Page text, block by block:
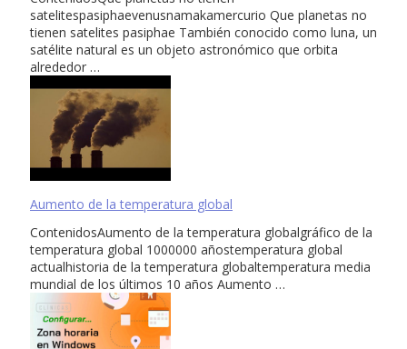
satelitespasiphaevenusnamakamercurio Que planetas no
tienen satelites pasiphae También conocido como luna, un
satélite natural es un objeto astronómico que orbita
alrededor …
Aumento de la temperatura global
ContenidosAumento de la temperatura globalgráfico de la
temperatura global 1000000 añostemperatura global
actualhistoria de la temperatura globaltemperatura media
mundial de los últimos 10 años Aumento …